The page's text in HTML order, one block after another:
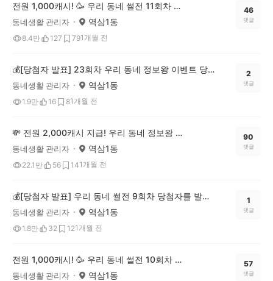
전원 1,000캐시! 🥳 우리 동네 썰전 11회차 OPEN (~7/6)
동네생활 관리자 역삼1동
8.4만 127 791개월 전
46
댓글
💰[당첨자 발표] 23회차 우리 동네 정보왕 이벤트 당첨자를 발표합니다!
동네생활 관리자 역삼1동
1.9만 16 81개월 전
2
댓글
💸 전원 2,000캐시 지급! 우리 동네 정보왕 24회차 (~6/29)
동네생활 관리자 역삼1동
22.1만 56 141개월 전
90
댓글
💰[당첨자 발표] 우리 동네 썰전 9회차 당첨자를 발표합니다!
동네생활 관리자 역삼1동
1.8만 32 121개월 전
1
댓글
전원 1,000캐시! 🥳 우리 동네 썰전 10회차 OPEN (~6/22)
동네생활 관리자 역삼1동
57
댓글